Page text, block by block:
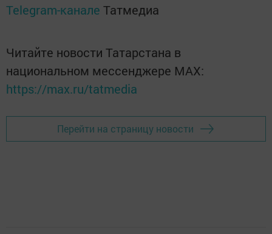
Telegram-канале Татмедиа
Читайте новости Татарстана в
национальном мессенджере MАХ:
https://max.ru/tatmedia
Перейти на страницу новости